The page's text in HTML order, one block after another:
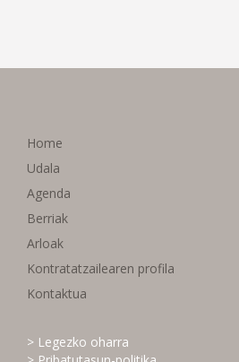
Home
Udala
Agenda
Berriak
Arloak
Kontratatzailearen profila
Kontaktua
> Legezko oharra